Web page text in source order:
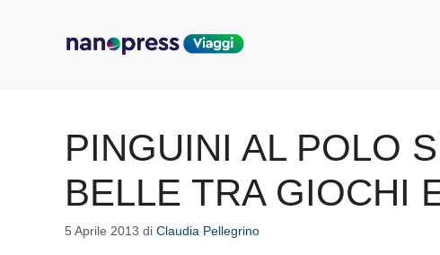
PINGUINI AL POLO
BELLE TRA GIOCHI
5 Aprile 2013 di Claudia Pellegrino